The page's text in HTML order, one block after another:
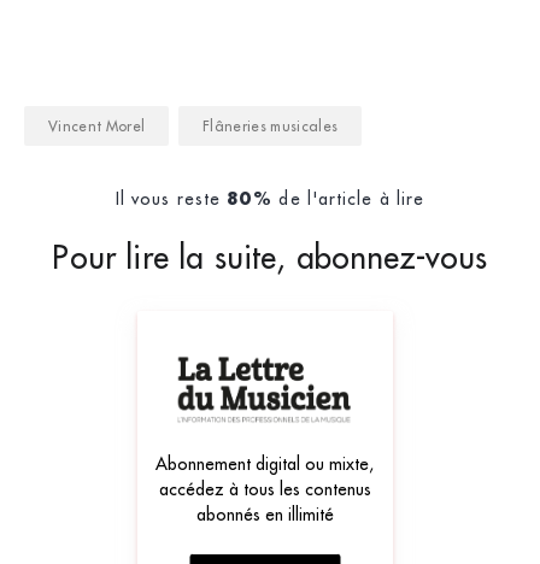
Vincent Morel Flâneries musicales
Il vous reste 80% de l'article à lire
Pour lire la suite, abonnez-vous
Abonnement digital ou mixte,
accédez à tous les contenus
abonnés en illimité